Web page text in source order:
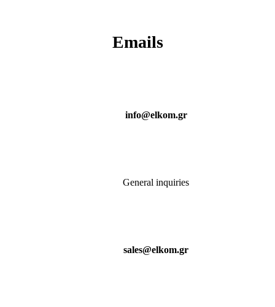
Emails
info@elkom.gr
General inquiries
sales@elkom.gr